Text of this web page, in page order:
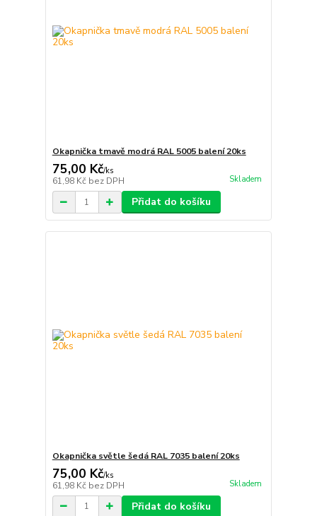
Okapnička tmavě modrá RAL 5005 balení 20ks
75,00 Kč/ks
61,98 Kč bez DPH Skladem
Přidat do košíku
Okapnička světle šedá RAL 7035 balení 20ks
75,00 Kč/ks
61,98 Kč bez DPH Skladem
Přidat do košíku